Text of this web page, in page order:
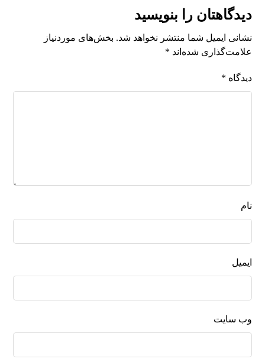
دیدگاهتان را بنویسید
نشانی ایمیل شما منتشر نخواهد شد. بخش‌های موردنیاز
علامت‌گذاری شده‌اند *
دیدگاه *
نام
ایمیل
وب‌ سایت